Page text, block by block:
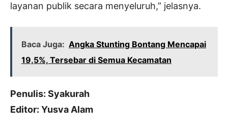
layanan publik secara menyeluruh,” jelasnya.
Baca Juga: Angka Stunting Bontang Mencapai
19,5%, Tersebar di Semua Kecamatan
Penulis: Syakurah
Editor: Yusva Alam